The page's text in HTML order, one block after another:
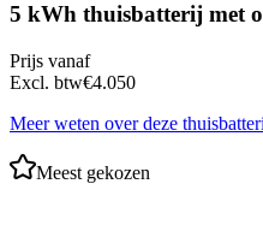
5 kWh thuisbatterij met
Prijs vanaf
Excl. btw€4.050
Meer weten over deze
Meest gekozen